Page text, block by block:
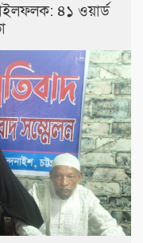
৪১ ওয়ার্ড